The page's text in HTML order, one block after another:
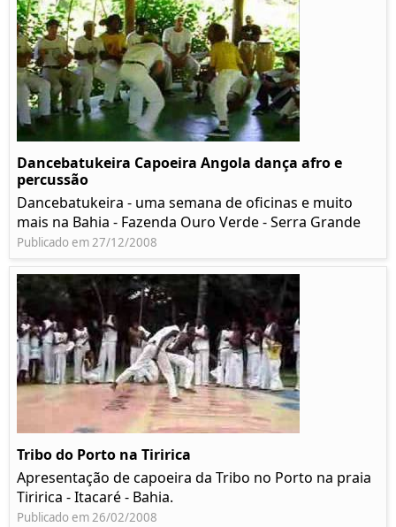
Dancebatukeira Capoeira Angola dança afro e
percussão
Dancebatukeira - uma semana de oficinas e muito
mais na Bahia - Fazenda Ouro Verde - Serra Grande
Publicado em 27/12/2008
Tribo do Porto na Tiririca
Apresentação de capoeira da Tribo no Porto na praia
Tiririca - Itacaré - Bahia.
Publicado em 26/02/2008